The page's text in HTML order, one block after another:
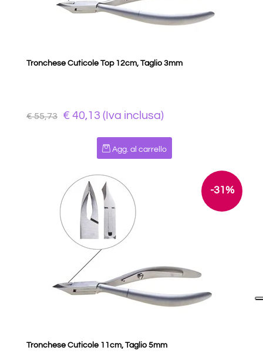
Tronchese Cuticole Top 12cm, Taglio 3mm
€ 55,73 € 40,13 (Iva inclusa)
Quantità
Agg. al carrello
-31%
Tronchese Cuticole 11cm, Taglio 5mm